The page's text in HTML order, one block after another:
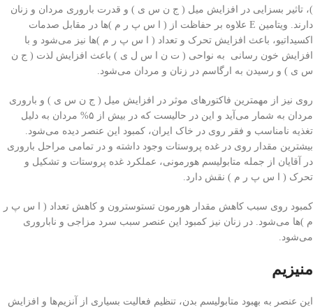
)، تاثیر بسزایی در افزایش میل ( ج ن س ی ) و قدرت باروری مردان و زنان
دارند. ویتامین E علاوه بر حفاظت از ( ا س پ ر م )‌ها در مقابل صدمات
اکسیداتیو، باعث افزایش تحرک و تعداد ( ا س پ ر م )‌ها نیز می‌شود و با
افزایش خون رسانی به نواحی ( ت ن ا س ل ی ) باعث افزایش لذت ( ج ن
س ی ) و رسیدن به ارگاسم در زنان و مردان می‌شود.
روی نیز از مهمترین فاکتورهای موثر در افزایش میل ( ج ن س ی ) و باروری
مردان به شمار می‌آید و این در حالیست که در بیش از ۵% مردان به دلیل
تغذیه نامناسب و فقر روی در خاک ایران، کمبود این عنصر دیده می‌شود.
بیشترین مقدار روی در غده پروستات وجود داشته و در تمامی مراحل باروری
در آقایان از جمله متابولیسم هورمونی، عملکرد غده پروستات و تشکیل و
تحرک ( ا س پ ر م ) نقش دارد.
کمبود روی سبب کاهش مقدار هورمون تستوسترون و کاهش تعداد ( ا س پ ر
م )‌ها می‌شود. در زنان نیز کمبود این عنصر سبب سرد مزاجی و ناباروری
می‌شود.
منیزیم
این عنصر به بهبود متابولیسم بدن، تنظیم فعالیت بسیاری از آنزیم‌ها و افزایش